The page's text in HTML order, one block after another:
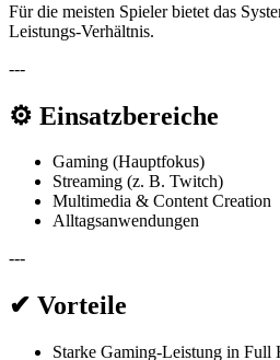
Für die meisten Spieler bietet das
Leistungs-Verhältnis.
---
⚙️ Einsatzbereiche
Gaming (Hauptfokus)
Streaming (z. B. Twitch)
Multimedia & Content Creation
Alltagsanwendungen
---
✔ Vorteile
Starke Gaming-Leistung in Full